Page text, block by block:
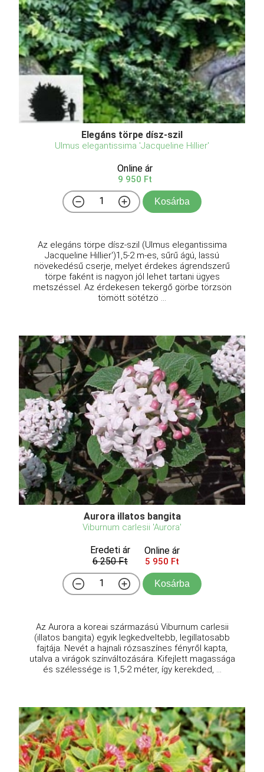
Elegáns törpe dísz-szil
Ulmus elegantissima 'Jacqueline Hillier'
Online ár
9 950 Ft
Kosárba
Az elegáns törpe dísz-szil (Ulmus elegantissima
Jacqueline Hillier')1,5-2 m-es, sűrű ágú, lassú
növekedésű cserje, melyet érdekes ágrendszerű
törpe faként is nagyon jól lehet tartani ügyes
metszéssel. Az érdekesen tekergő görbe törzsön
tömött sötétzö ...
Aurora illatos bangita
Viburnum carlesii 'Aurora'
Eredeti ár
6 250 Ft
Online ár
5 950 Ft
Kosárba
Az Aurora a koreai származású Viburnum carlesii
(illatos bangita) egyik legkedveltebb, legillatosabb
fajtája. Nevét a hajnali rózsaszínes fényről kapta,
utalva a virágok színváltozására. Kifejlett magassága
és szélessége is 1,5-2 méter, így kerekded, ...